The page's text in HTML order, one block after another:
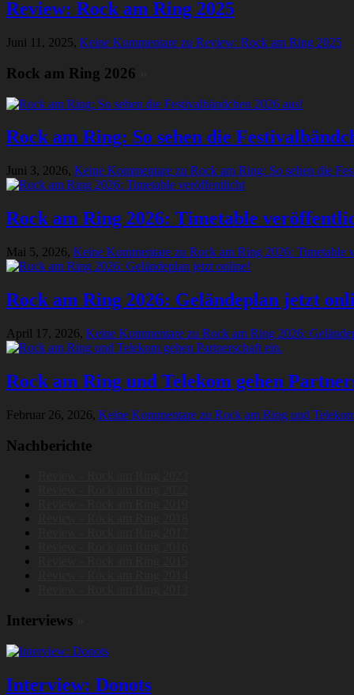
Review: Rock am Ring 2025
Juni 11, 2025, Keine Kommentare zu Review: Rock am Ring 2025
Rock am Ring 2026
Rock am Ring: So sehen die
Juni 3, 2026, Keine Kommentare zu Rock am Ring: So sehen die
Rock am Ring 2026: Timetable
Mai 5, 2026, Keine Kommentare zu Rock am Ring 2026: Timetable
Rock am Ring 2026: Geländeplan jetzt
April 17, 2026, Keine Kommentare zu Rock am Ring 2026:
Rock am Ring und Telekom gehen
Februar 26, 2026, Keine Kommentare zu Rock am Ring und
Nachberichte
Interviews
Interview: Donots